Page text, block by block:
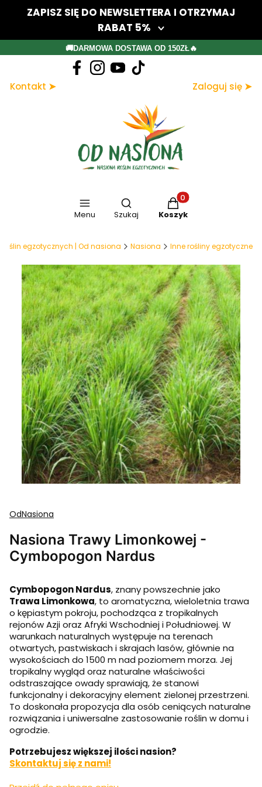
ZAPISZ SIĘ DO NEWSLETTERA I OTRZYMAJ
RABAT 5%
Twój adres e-mail
Dołącz do newslettera
Zapisując się, akceptujesz nasz Regulamin (w zakresie dotyczącym
🚚DARMOWA DOSTAWA OD 150ZŁ🔥
Kontakt ➤ Zaloguj się ➤
Menu
Otwórz wyszukiwarkę
Szukaj
Produkty w
Koszyk
egzotycznych | Od nasiona Nasiona Inne rośliny egzotyczne
OdNasiona
Nasiona Trawy Limonkowej -
Cymbopogon Nardus
Cymbopogon Nardus, znany powszechnie jako
Trawa Limonkowa, to aromatyczna, wieloletnia trawa
o kępiastym pokroju, pochodząca z tropikalnych
rejonów Azji oraz Afryki Wschodniej i Południowej. W
warunkach naturalnych występuje na terenach
otwartych, pastwiskach i skrajach lasów, głównie na
wysokościach do 1500 m nad poziomem morza. Jej
tropikalny wygląd oraz naturalne właściwości
odstraszające owady sprawiają, że stanowi
funkcjonalny i dekoracyjny element zielonej przestrzeni.
To doskonała propozycja dla osób ceniących naturalne
rozwiązania i uniwersalne zastosowanie roślin w domu i
ogrodzie.
Potrzebujesz większej ilości nasion?
Skontaktuj się z nami!